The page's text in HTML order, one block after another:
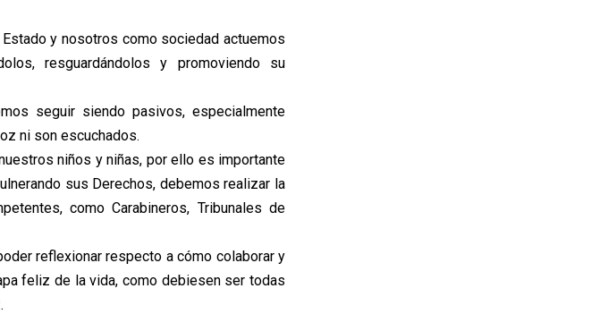
y nosotros como sociedad actuemos
resguardándolos y promoviendo su
seguir siendo pasivos, especialmente
ni son escuchados.
niños y niñas, por ello es importante
sus Derechos, debemos realizar la
como Carabineros, Tribunales de
reflexionar respecto a cómo colaborar y
feliz de la vida, como debiesen ser todas